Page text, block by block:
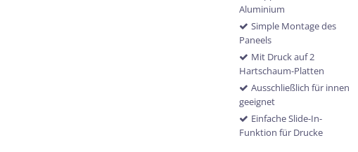
Aluminium
Simple Montage des
Paneels
Mit Druck auf 2
Hartschaum-Platten
Ausschließlich für innen
geeignet
Einfache Slide-In-
Funktion für Drucke